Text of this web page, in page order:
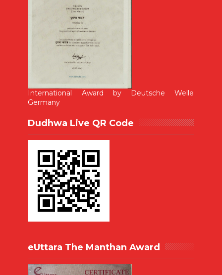
International Award by Deutsche Welle
Germany
Dudhwa Live QR Code
eUttara The Manthan Award